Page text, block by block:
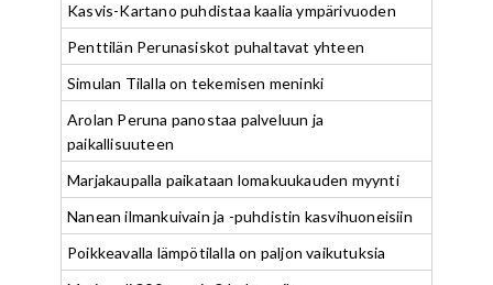
Kasvis-Kartano puhdistaa kaalia ympärivuoden
Penttilän Perunasiskot puhaltavat yhteen
Simulan Tilalla on tekemisen meninki
Arolan Peruna panostaa palveluun ja
paikallisuuteen
Marjakaupalla paikataan lomakuukauden myynti
Nanean ilmankuivain ja -puhdistin kasvihuoneisiin
Poikkeavalla lämpötilalla on paljon vaikutuksia